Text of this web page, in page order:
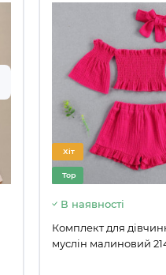
Хіт
Top
В наявності
Комплект для
муслін малиновий